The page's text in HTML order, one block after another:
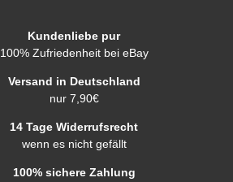
Kundenliebe pur
100% Zufriedenheit bei eBay
Versand in Deutschland
nur 7,90€
14 Tage Widerrufsrecht
wenn es nicht gefällt
100% sichere Zahlung